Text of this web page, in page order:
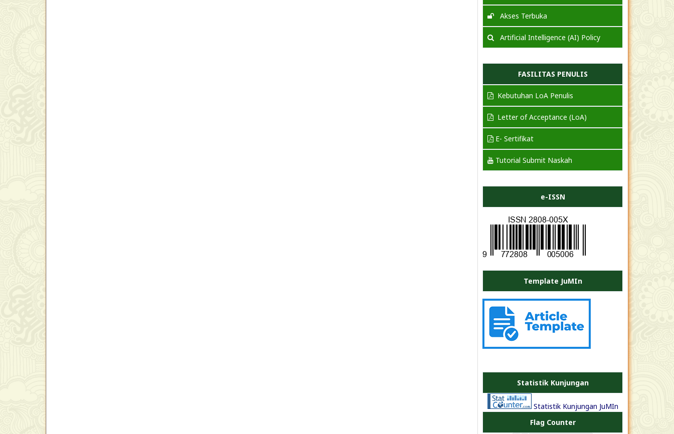
Akses Terbuka
Artificial Intelligence (AI) Policy
FASILITAS PENULIS
Kebutuhan LoA Penulis
Letter of Acceptance (LoA)
E- Sertifikat
Tutorial Submit Naskah
e-ISSN
Template JuMIn
Statistik Kunjungan
Statistik Kunjungan JuMIn
Flag Counter